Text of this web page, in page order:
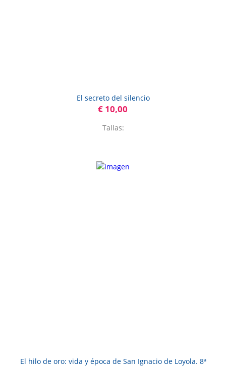
El secreto del silencio
€ 10,00
Tallas:
El hilo de oro: vida y época de San Ignacio de Loyola. 8ª